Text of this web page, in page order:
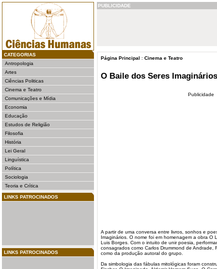
CATEGORIAS
Antropologia
Artes
Ciências Politicas
Cinema e Teatro
Comunicações e Mídia
Economia
Educação
Estudos de Religião
Filosofia
História
Lei Geral
Linguística
Política
Sociologia
Teoria e Crítica
LINKS PATROCINADOS
LINKS PATROCINADOS
PUBLICIDADE
Página Principal : Cinema e Teatro
O Baile dos Seres Imaginários
Publicidade
A partir de uma conversa entre livros, sonhos e
Imaginários. O nome foi em homenagem a obra O
Luis Borges . Com o intuito de unir poesia,
consagrados como Carlos Drummond de Andrade,
como da produção autoral do grupo.
Da simbologia das fábulas mitológicas foram